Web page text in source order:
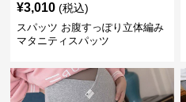
¥3,010 (税込)
スパッツ お腹すっぽり立体編み
マタニティスパッツ